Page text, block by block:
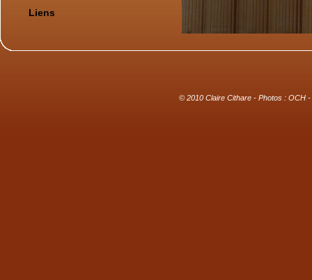
Liens
© 2010 Claire Cithare - Photos : OCH -